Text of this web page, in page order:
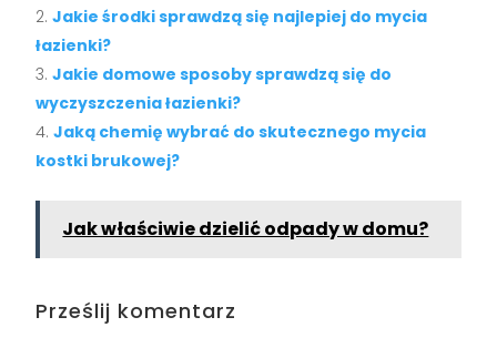
Jakie środki sprawdzą się najlepiej do mycia
łazienki?
Jakie domowe sposoby sprawdzą się do
wyczyszczenia łazienki?
Jaką chemię wybrać do skutecznego mycia
kostki brukowej?
Jak właściwie dzielić odpady w domu?
Prześlij komentarz